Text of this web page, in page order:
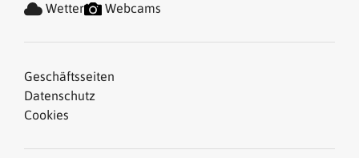
Geschäftsseiten
Datenschutz
Cookies
Wetter Webcams